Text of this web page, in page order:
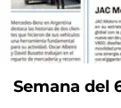
Semana del